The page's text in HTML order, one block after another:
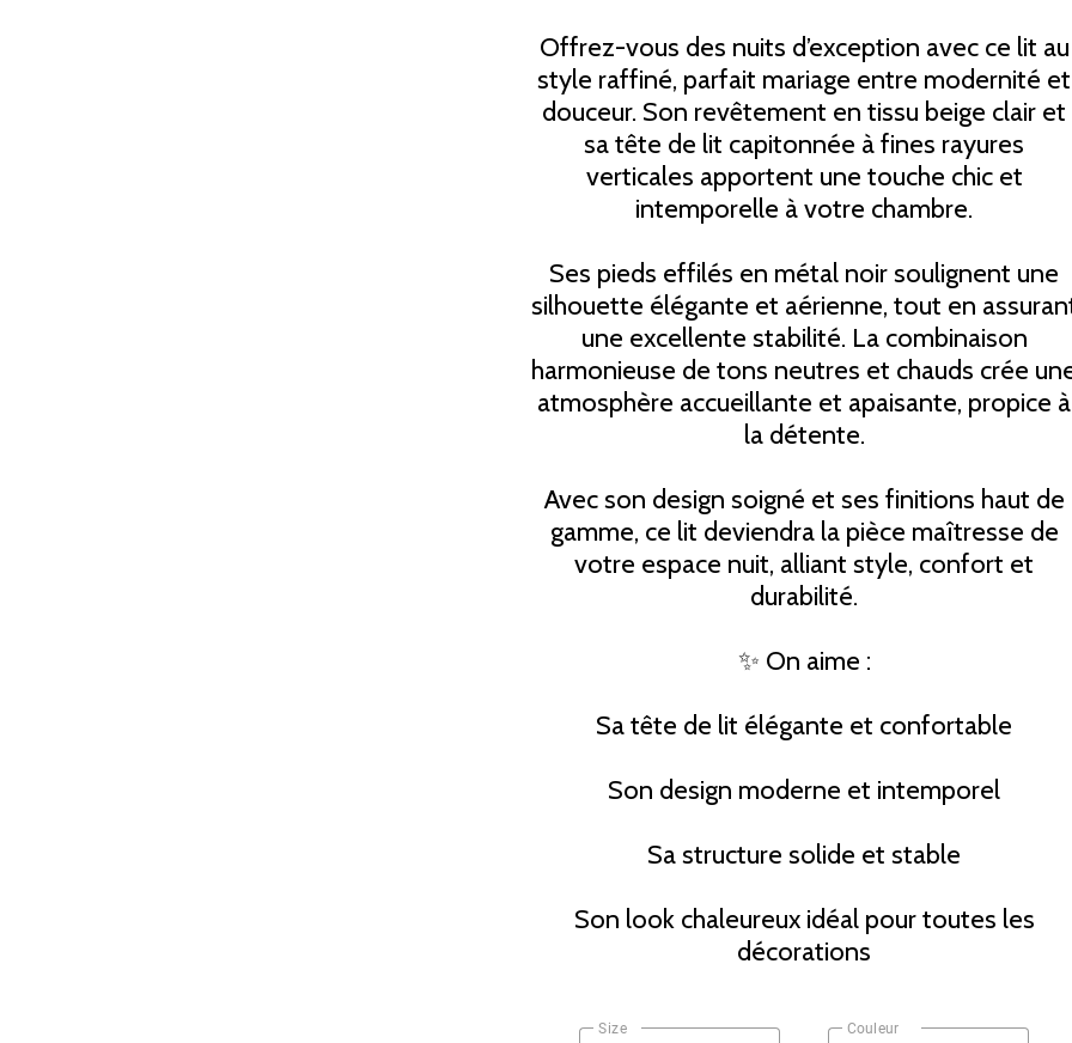
Offrez-vous des nuits d’exception avec ce lit au
style raffiné, parfait mariage entre modernité et
douceur. Son revêtement en tissu beige clair et
sa tête de lit capitonnée à fines rayures
verticales apportent une touche chic et
intemporelle à votre chambre.
Ses pieds effilés en métal noir soulignent une
silhouette élégante et aérienne, tout en
une excellente stabilité. La combinaison
harmonieuse de tons neutres et chauds crée
atmosphère accueillante et apaisante, propice à
la détente.
Avec son design soigné et ses finitions haut de
gamme, ce lit deviendra la pièce maîtresse de
votre espace nuit, alliant style, confort et
durabilité.
✨ On aime :
Sa tête de lit élégante et confortable
Son design moderne et intemporel
Sa structure solide et stable
Son look chaleureux idéal pour toutes les
décorations
Size Couleur